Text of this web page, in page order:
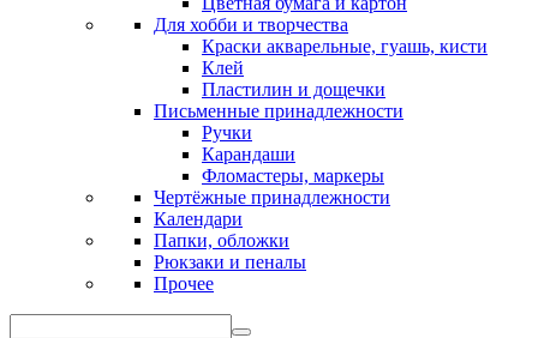
Для хобби и творчества
Краски акварельные, гуашь, кисти
Клей
Пластилин и дощечки
Письменные принадлежности
Ручки
Карандаши
Фломастеры, маркеры
Чертёжные принадлежности
Календари
Папки, обложки
Рюкзаки и пеналы
Прочее